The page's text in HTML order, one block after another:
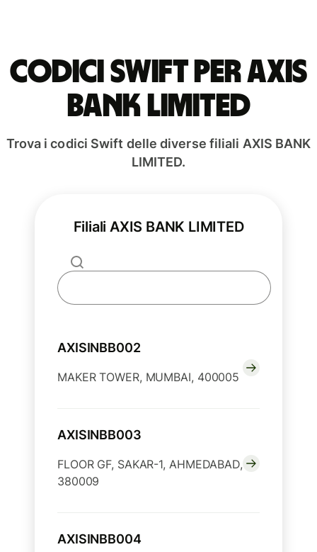
Codici Swift per AXIS
BANK LIMITED
Trova i codici Swift delle diverse filiali AXIS BANK
LIMITED.
Filiali AXIS BANK LIMITED
AXISINBB002
MAKER TOWER, MUMBAI, 400005
AXISINBB003
FLOOR GF, SAKAR-1, AHMEDABAD,
380009
AXISINBB004